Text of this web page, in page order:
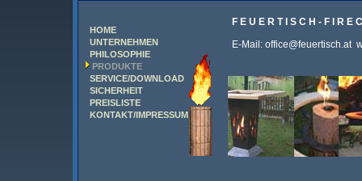
HOME
UNTERNEHMEN
PHILOSOPHIE
PRODUKTE
SERVICE/DOWNLOAD
SICHERHEIT
PREISLISTE
KONTAKT/IMPRESSUM
F E U E R T I S C H - F I R E
E-Mail: office@feuertisch.at